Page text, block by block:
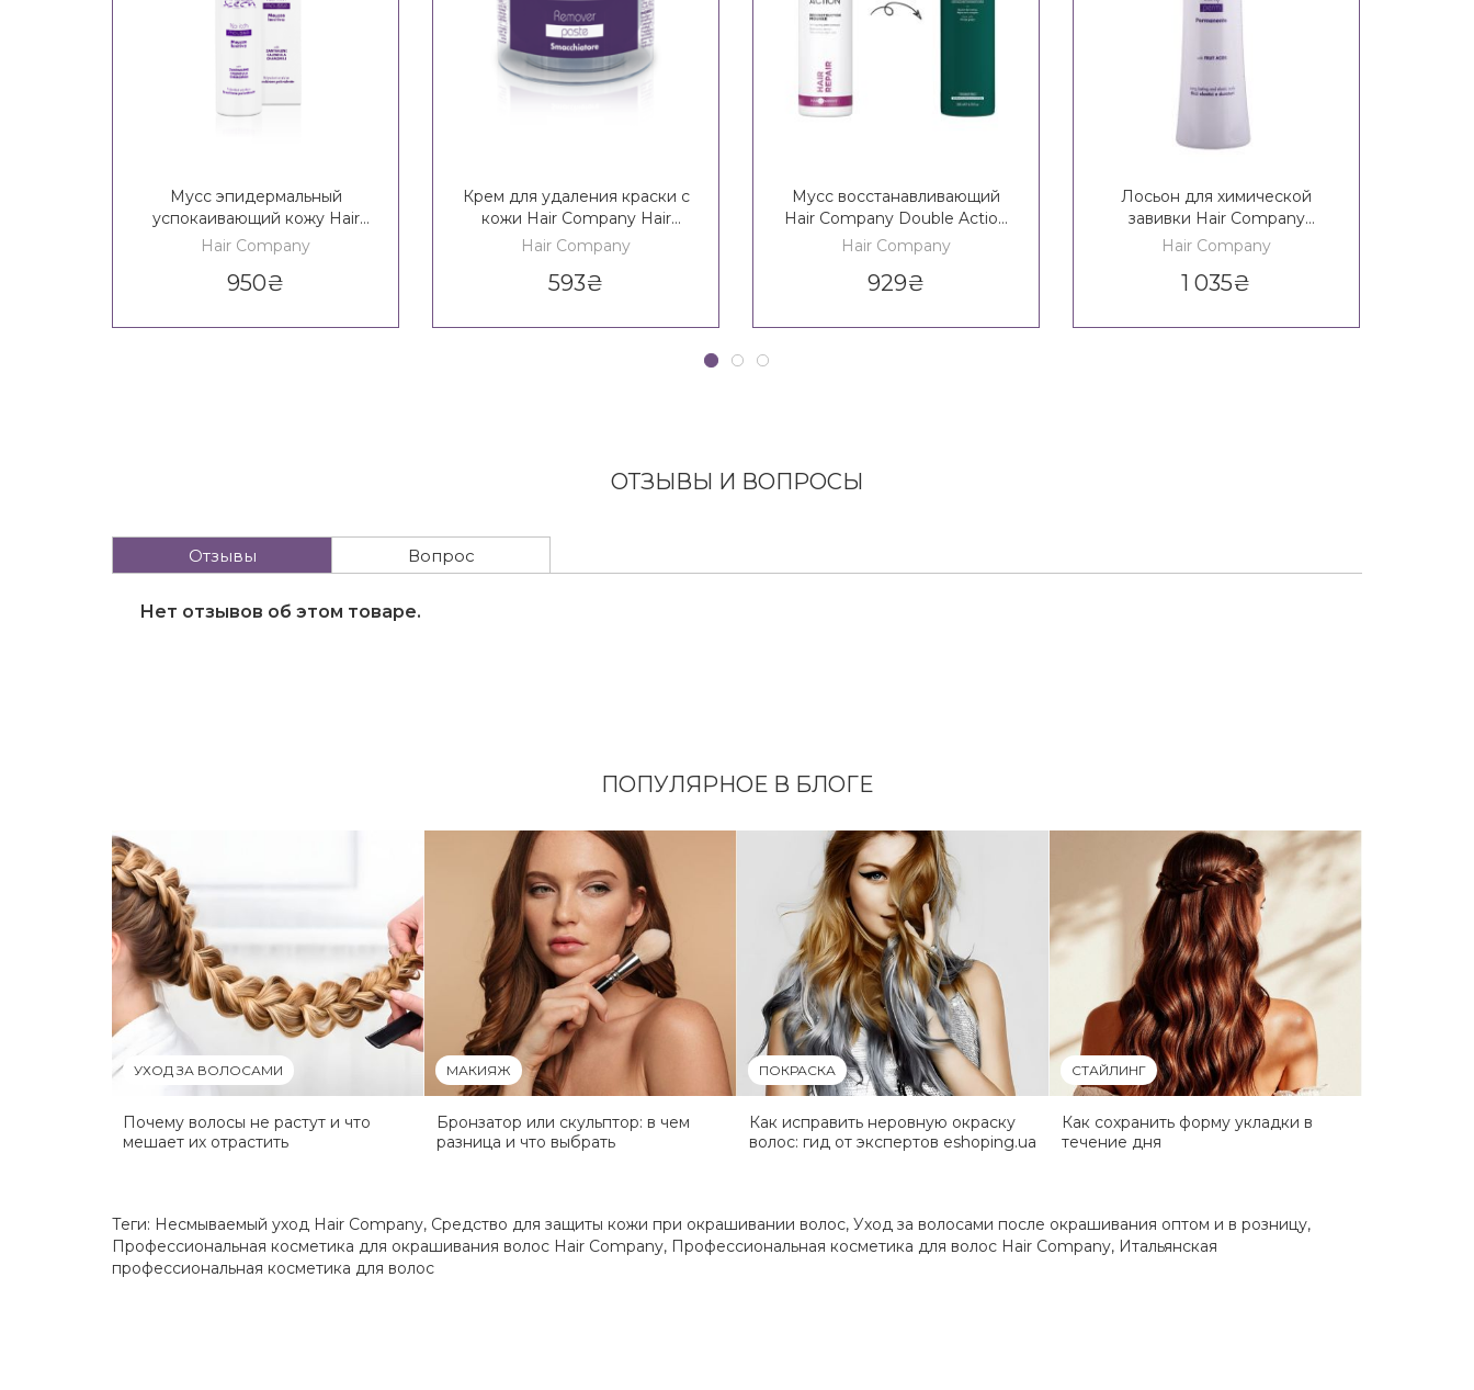
Мусс эпидермальный
успокаивающий кожу Hair
Company Inimitable Tech No
Hair Company
950₴
Крем для удаления краски с
кожи Hair Company Hair
Natural Light Remover Paste
Hair Company
593₴
Мусс восстанавливающий
Hair Company Double Action
Reconstruction Mousse
Hair Company
929₴
Лосьон для химической
завивки Hair Company
Inimitable Tech Curly Perm
Hair Company
1 035₴
ОТЗЫВЫ И ВОПРОСЫ
Отзывы Вопрос
Нет отзывов об этом товаре.
ПОПУЛЯРНОЕ В БЛОГЕ
УХОД ЗА ВОЛОСАМИ
Почему волосы не растут и что
мешает их отрастить
МАКИЯЖ
Бронзатор или скульптор: в чем
разница и что выбрать
ПОКРАСКА
Как исправить неровную окраску
волос: гид от экспертов eshoping.ua
СТАЙЛИНГ
Как сохранить форму укладки в
течение дня
Теги: Несмываемый уход Hair Company, Средство для защиты кожи при окрашивании волос, Уход за волосами после окрашивания оптом и в розницу,
Профессиональная косметика для окрашивания волос Hair Company, Профессиональная косметика для волос Hair Company, Итальянская
профессиональная косметика для волос